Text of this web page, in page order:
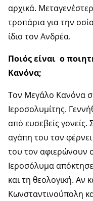
αρχικά.
τροπάρια για την
ίδιο τον Ανδρέα.
Ποιός είναι ο
Κανόνα;
Τον Μεγάλο Κανόνα
Ιεροσολυμίτης.
από ευσεβείς γονείς.
αγάπη του τον
του τον αφιερώνουν
Ιεροσόλυμα
και τη θεολογική. Αν
Κωνσταντινούπολη